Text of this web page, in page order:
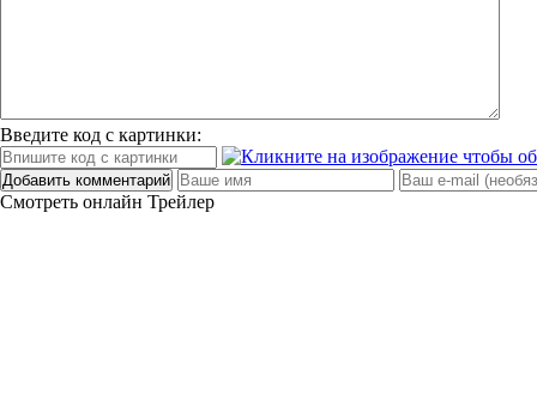
Введите код с картинки:
Добавить комментарий
Смотреть онлайн Трейлер